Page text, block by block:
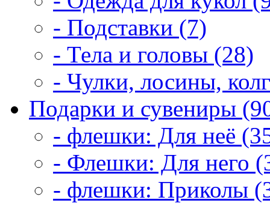
- Подставки (7)
- Тела и головы (28)
- Чулки, лосины,
Подарки и сувениры
- флешки: Для неё
- Флешки: Для него
- флешки: Приколы